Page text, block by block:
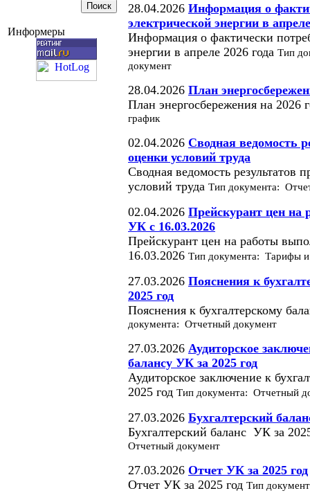
Информеры
28.04.2026 Информация о
электрической энергии в
Информация о фактически
энергии в апреле 2026 года Тип
документ
28.04.2026 План
План энергосбережения на 2026
график
02.04.2026 Сводная ведомость
оценки условий труда
Сводная ведомость результатов
условий труда Тип документа:
02.04.2026 Прейскурант цен
УК с 16.03.2026
Прейскурант цен на работы
16.03.2026 Тип документа: Тарифы и
27.03.2026 Пояснения к
2025 год
Пояснения к бухгалтерскому
документа: Отчетный документ
27.03.2026 Аудиторское
балансу УК за 2025 год
Аудиторское заключение к
2025 год Тип документа: Отчетный
27.03.2026 Бухгалтерский
Бухгалтерский баланс УК за
Отчетный документ
27.03.2026 Отчет УК за 2025 год
Отчет УК за 2025 год Тип